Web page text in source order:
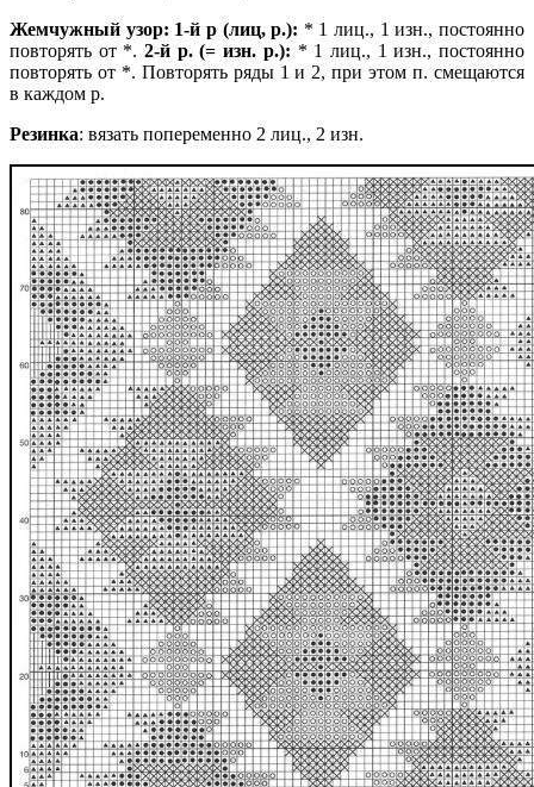
Жемчужный узор: 1-й р (лиц, р.): * 1 лиц., 1 изн., постоянно
повторять от *.2-й р. (= изн. р.): * 1 лиц., 1 изн., постоянно
повторять от *. Повторять ряды 1 и 2, при этом п. смещаются
в каждом р.
Резинка: вязать попеременно 2 лиц., 2 изн.